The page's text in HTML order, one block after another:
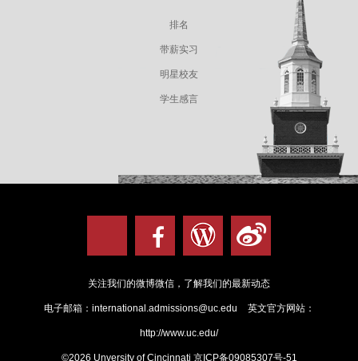
排名
带薪实习
明星校友
学生感言
关注我们的微博微信，了解我们的最新动态
电子邮箱： international.admissions@uc.edu 英文官方网站：
http://www.uc.edu/
©2026 Unversity of Cincinnati 京ICP备09085307号-51